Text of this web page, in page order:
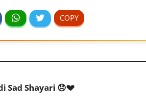
Sad Shayari 😞💔